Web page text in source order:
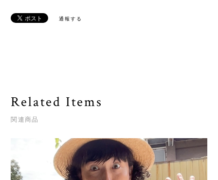
通報する
Related Items
関連商品